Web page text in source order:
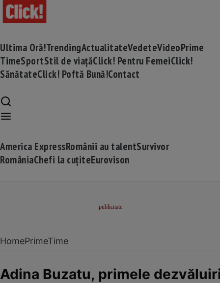
Ultima Oră!TrendingActualitateVedeteVideoPrime
TimeSportStil de viațăClick! Pentru FemeiClick!
SănătateClick! Poftă Bună!Contact
America ExpressRomânii au talentSurvivor
RomâniaChefi la cuțiteEurovison
HomePrimeTime
Adina Buzatu, primele